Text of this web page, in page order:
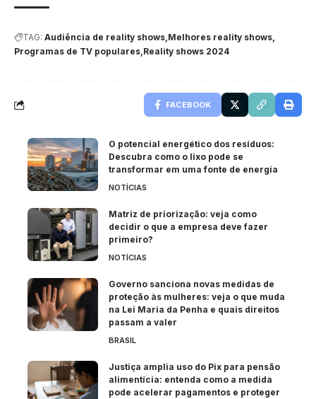
TAG: Audiência de reality shows Melhores reality shows
Programas de TV populares Reality shows 2024
FACEBOOK
O potencial energético dos resíduos:
Descubra como o lixo pode se
transformar em uma fonte de energia
NOTÍCIAS
Matriz de priorização: veja como
decidir o que a empresa deve fazer
primeiro?
NOTÍCIAS
Governo sanciona novas medidas de
proteção às mulheres: veja o que muda
na Lei Maria da Penha e quais direitos
passam a valer
BRASIL
Justiça amplia uso do Pix para pensão
alimentícia: entenda como a medida
pode acelerar pagamentos e proteger